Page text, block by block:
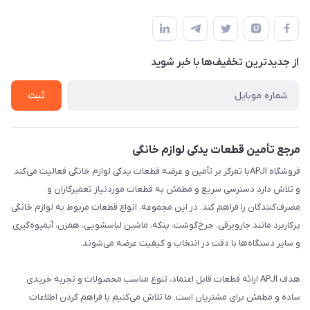
لیست محصولات
درباره ما
قوانین و مقررات
حریم خصوصی
راهنما
از جدید‌ترین تخفیف‌ها با‌ خبر شوید
ثبت
مرجع تأمین قطعات یدکی لوازم خانگی
فروشگاه APJIبا تمرکز بر تأمین و عرضه قطعات یدکی لوازم خانگی فعالیت می‌کند
و تلاش دارد دسترسی سریع و مطمئن به قطعات موردنیاز تعمیرکاران و
مصرف‌کنندگان را فراهم کند. در این مجموعه، انواع قطعات مربوط به لوازم خانگی
پرکاربرد مانند جاروبرقی، چرخ‌گوشت، پنکه، ماشین لباسشویی، همزن، آبمیوه‌گیری
و سایر دستگاه‌ها با دقت در انتخاب و کیفیت عرضه می‌شوند.
هدف APJI ارائه قطعات قابل اعتماد، تنوع مناسب محصولات و تجربه خریدی
ساده و مطمئن برای مشتریان است. ما تلاش می‌کنیم با فراهم کردن اطلاعات